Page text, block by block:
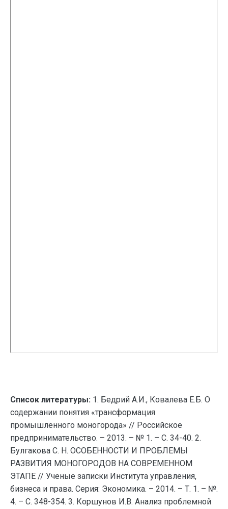
Список литературы: 1. Бедрий А.И., Ковалева Е.Б. О
содержании понятия «трансформация
промышленного моногорода» // Российское
предпринимательство. – 2013. – № 1. – С. 34-40. 2.
Булгакова С. Н. ОСОБЕННОСТИ И ПРОБЛЕМЫ
РАЗВИТИЯ МОНОГОРОДОВ НА СОВРЕМЕННОМ
ЭТАПЕ // Ученые записки Института управления,
бизнеса и права. Серия: Экономика. – 2014. – Т. 1. – №.
4. – С. 348-354. 3. Коршунов И.В. Анализ проблемной